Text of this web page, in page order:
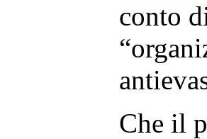
conto
Che il